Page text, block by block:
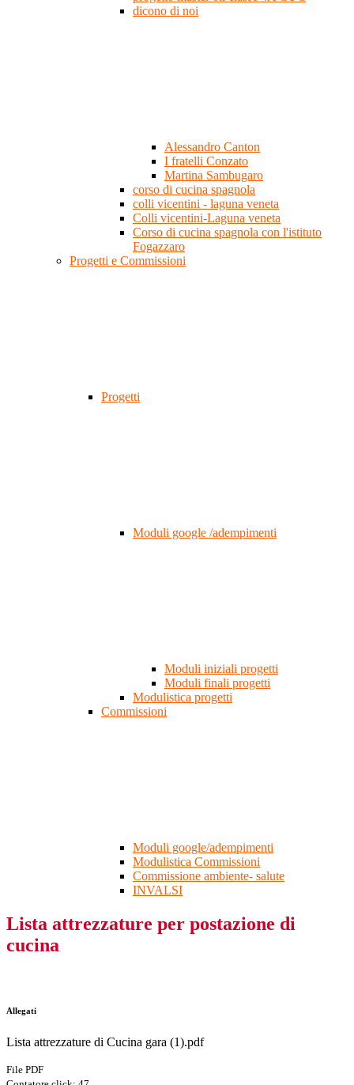
dicono di noi
Alessandro Canton
I fratelli Conzato
Martina Sambugaro
corso di cucina spagnola
colli vicentini - laguna veneta
Colli vicentini-Laguna veneta
Corso di cucina spagnola con l'istituto
Fogazzaro
Progetti e Commissioni
Progetti
Moduli google /adempimenti
Moduli iniziali progetti
Moduli finali progetti
Modulistica progetti
Commissioni
Moduli google/adempimenti
Modulistica Commissioni
Commissione ambiente- salute
INVALSI
Lista attrezzature per postazione di
cucina
Allegati
Lista attrezzature di Cucina gara (1).pdf
File PDF